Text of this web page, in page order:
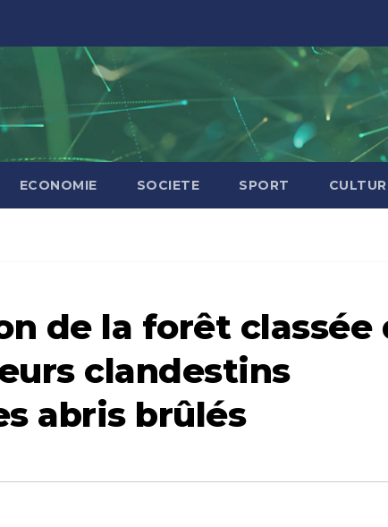
ECONOMIE SOCIETE SPORT
de la forêt classée
clandestins
abris brûlés